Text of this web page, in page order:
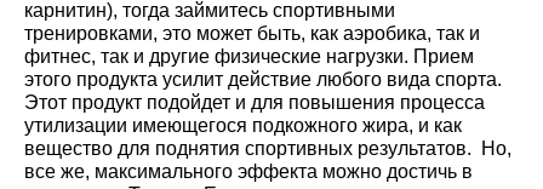
карнитин), тогда займитесь спортивными
тренировками, это может быть, как аэробика, так и
фитнес, так и другие физические нагрузки. Прием
этого продукта усилит действие любого вида спорта.
Этот продукт подойдет и для повышения процесса
утилизации имеющегося подкожного жира, и как
вещество для поднятия спортивных результатов. Но,
все же, максимального эффекта можно достичь в